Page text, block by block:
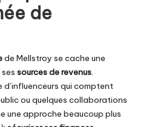
de
de Mellstroy se cache une
sources de revenus.
qui comptent
ou quelques collaborations
une approche beaucoup plus